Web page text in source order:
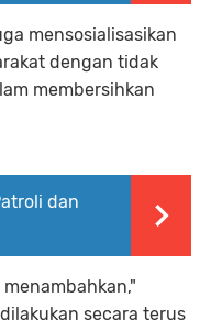
mensosialisasikan
dengan tidak
membersihkan
dan
secara terus